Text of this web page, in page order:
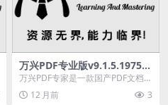
万兴PDF专业版v9.1.5.1975中
文，功能强大优势尽显
万兴PDF专家是一款国产PDF文档全
方位解决方案.万兴PDF编辑器软件
万兴PDF...
12 月前 3